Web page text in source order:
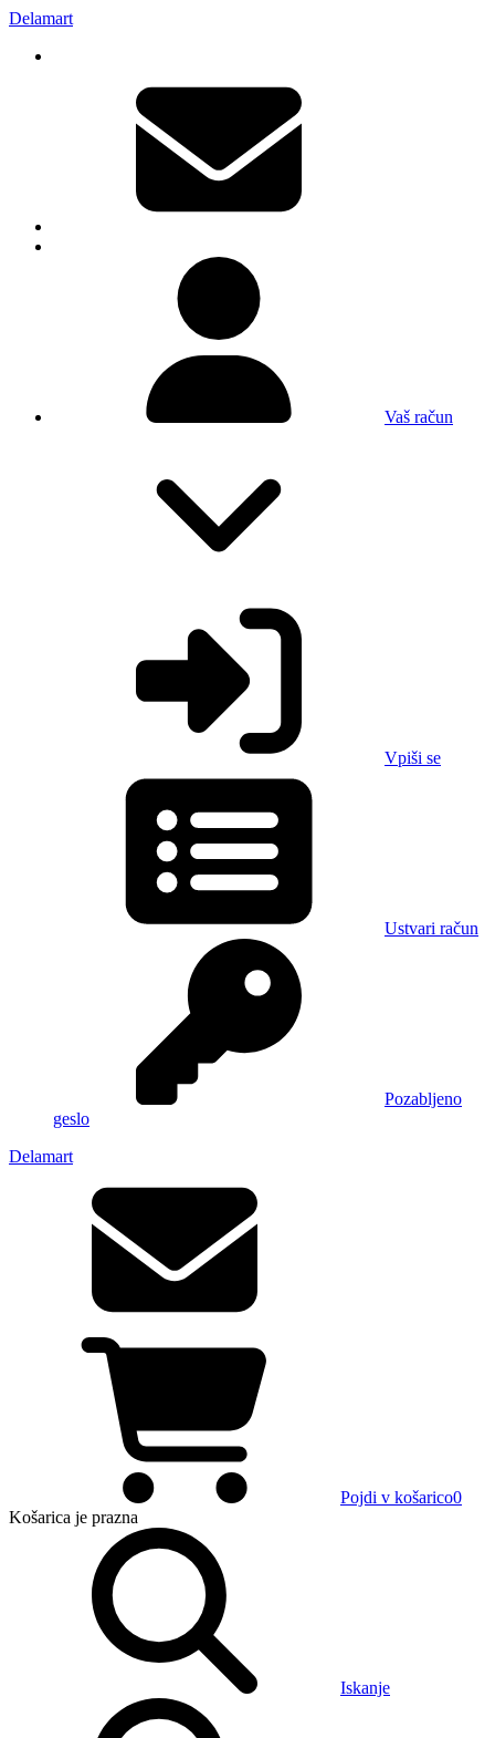
Delamart
Vaš račun
Vpiši se
Ustvari račun
Pozabljeno
geslo
Delamart
Pojdi v košarico0
Košarica je prazna
Iskanje